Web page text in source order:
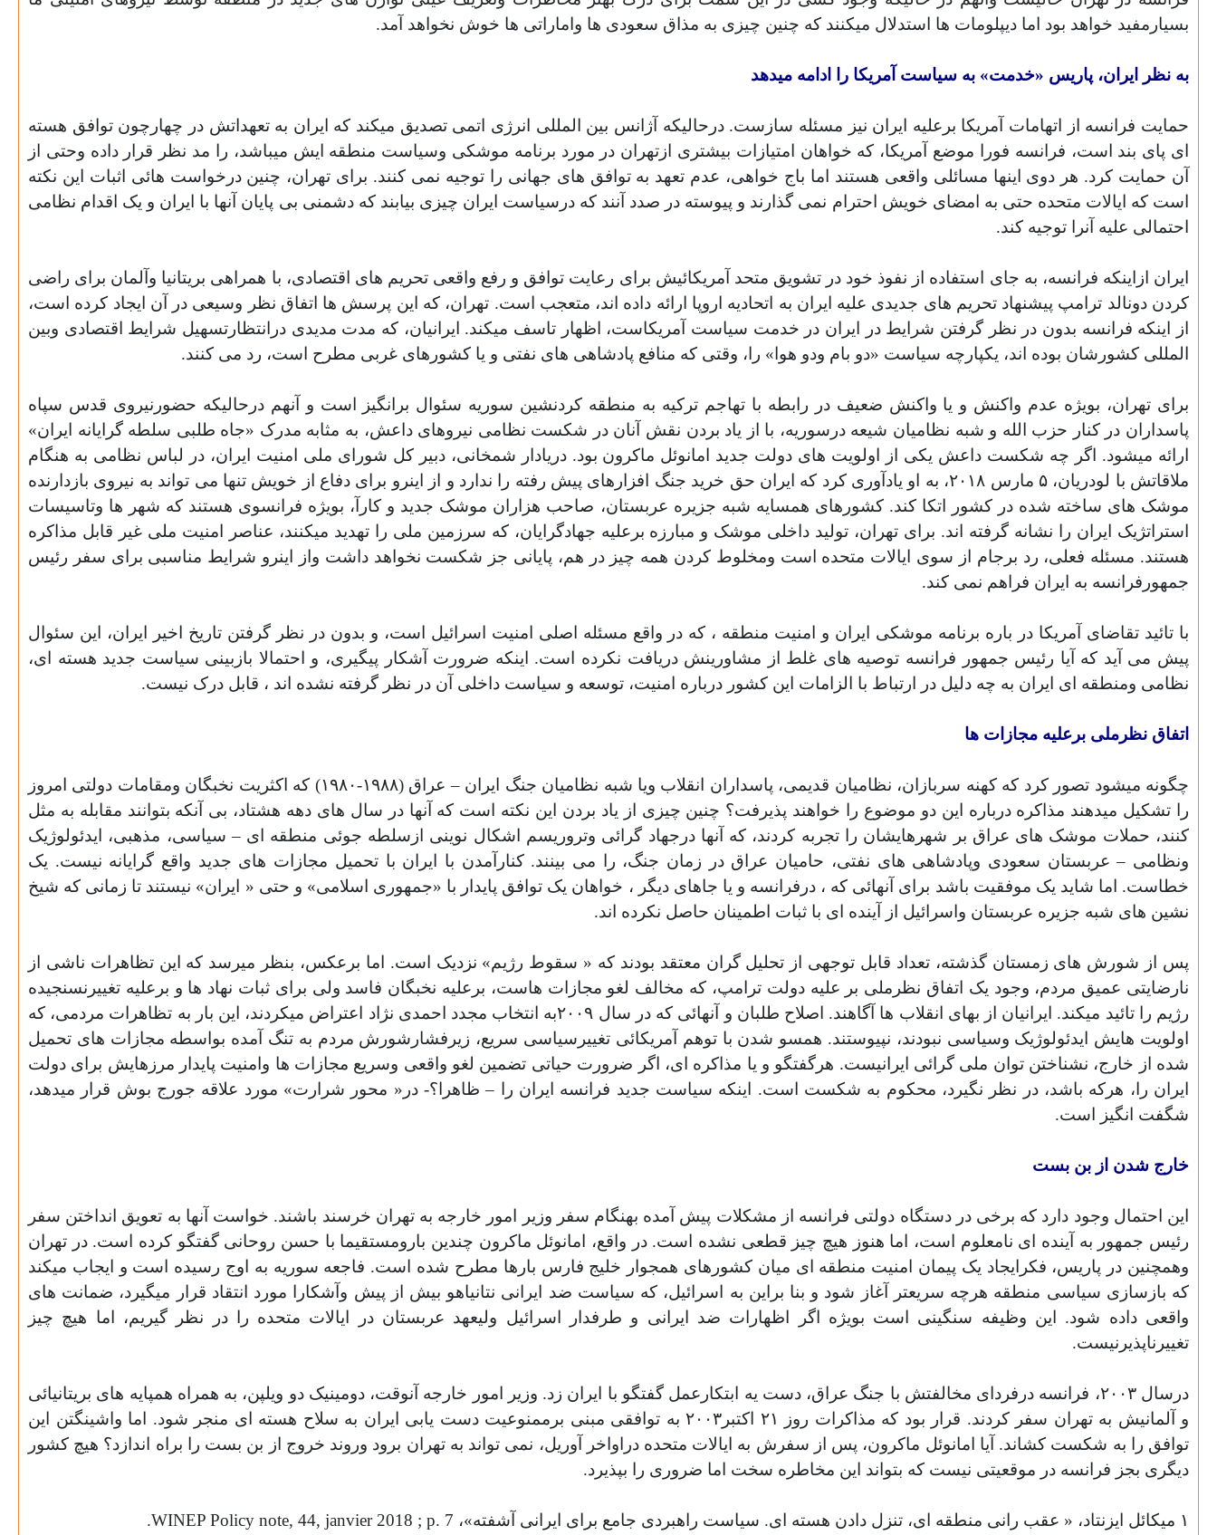
بسیارمفید خواهد بود اما دیپلومات ها استدلال میکنند که چنین چیزی به مذاق سعودی ها واماراتی ها خوش نخواهد آمد.
به نظر ایران، پاریس «خدمت» به سیاست آمریکا را ادامه میدهد
حمایت فرانسه از اتهامات آمریکا برعلیه ایران نیز مسئله سازست. درحالیکه آژانس بین المللی انرژی اتمی تصدیق میکند که ایران به تعهداتش در چهارچون توافق هسته
ای پای بند است، فرانسه فورا موضع آمریکا، که خواهان امتیازات بیشتری ازتهران در مورد برنامه موشکی وسیاست منطقه ایش میباشد، را مد نظر قرار داده وحتی از
آن حمایت کرد. هر دوی اینها مسائلی واقعی هستند اما باج خواهی، عدم تعهد به توافق های جهانی را توجیه نمی کنند. برای تهران، چنین درخواست هائی اثبات این نکته
است که ایالات متحده حتی به امضای خویش احترام نمی گذارند و پیوسته در صدد آنند که درسیاست ایران چیزی بیابند که دشمنی بی پایان آنها با ایران و یک اقدام نظامی
احتمالی علیه آنرا توجیه کند.
ایران ازاینکه فرانسه، به جای استفاده از نفوذ خود در تشویق متحد آمریکائیش برای رعایت توافق و رفع واقعی تحریم های اقتصادی، با همراهی بریتانیا وآلمان برای راضی
کردن دونالد ترامپ پیشنهاد تحریم های جدیدی علیه ایران به اتحادیه اروپا ارائه داده اند، متعجب است. تهران، که این پرسش ها اتفاق نظر وسیعی در آن ایجاد کرده است،
از اینکه فرانسه بدون در نظر گرفتن شرایط در ایران در خدمت سیاست آمریکاست، اظهار تاسف میکند. ایرانیان، که مدت مدیدی درانتظارتسهیل شرایط اقتصادی وبین
المللی کشورشان بوده اند، یکپارچه سیاست «دو بام ودو هوا» را، وقتی که منافع پادشاهی های نفتی و یا کشورهای غربی مطرح است، رد می کنند.
برای تهران، بویژه عدم واکنش و یا واکنش ضعیف در رابطه با تهاجم ترکیه به منطقه کردنشین سوریه سئوال برانگیز است و آنهم درحالیکه حضورنیروی قدس سپاه
پاسداران در کنار حزب الله و شبه نظامیان شیعه درسوریه، با از یاد بردن نقش آنان در شکست نظامی نیروهای داعش، به مثابه مدرک «جاه طلبی سلطه گرایانه ایران»
ارائه میشود. اگر چه شکست داعش یکی از اولویت های دولت جدید امانوئل ماکرون بود. دریادار شمخانی، دبیر کل شورای ملی امنیت ایران، در لباس نظامی به هنگام
ملاقاتش با لودریان، ۵ مارس ٢٠١٨، به او یادآوری کرد که ایران حق خرید جنگ افزارهای پیش رفته را ندارد و
از اینرو برای دفاع از خویش تنها می تواند به نیروی بازدارنده
موشک های ساخته شده در کشور اتکا کند. کشورهای همسایه شبه جزیره عربستان، صاحب هزاران موشک جدید و کارآ، بویژه فرانسوی هستند که شهر ها وتاسیسات
استراتژیک ایران را نشانه گرفته اند. برای تهران، تولید داخلی موشک و مبارزه برعلیه جهادگرایان، که سرزمین ملی را تهدید میکنند، عناصر امنیت ملی غیر قابل مذاکره
هستند. مسئله فعلی، رد برجام از سوی ایالات متحده است ومخلوط کردن همه چیز در هم، پایانی جز شکست نخواهد داشت واز اینرو شرایط مناسبی برای سفر رئیس
جمهورفرانسه به ایران فراهم نمی کند.
با تائید تقاضای آمریکا در باره برنامه موشکی ایران و امنیت منطقه ، که در واقع مسئله اصلی امنیت اسرائیل است، و بدون در نظر گرفتن تاریخ اخیر ایران، این سئوال
پیش می آید که آیا رئیس جمهور فرانسه توصیه های غلط از مشاورینش دریافت نکرده است. اینکه ضرورت آشکار پیگیری، و احتمالا بازبینی سیاست جدید هسته ای،
نظامی ومنطقه ای ایران به چه دلیل در ارتباط با الزامات این کشور درباره امنیت، توسعه و سیاست داخلی آن در نظر گرفته نشده اند ، قابل درک نیست.
اتفاق نظرملی برعلیه مجازات ها
چگونه میشود تصور کرد که کهنه سربازان، نظامیان قدیمی، پاسداران انقلاب ویا شبه نظامیان جنگ ایران – عراق (١٩٨٨-١٩٨٠) که اکثریت نخبگان ومقامات دولتی امروز
را تشکیل میدهند مذاکره درباره این دو موضوع را خواهند پذیرفت؟ چنین چیزی از یاد بردن این نکته است که آنها در سال های دهه هشتاد، بی آنکه بتوانند مقابله به مثل
کنند، حملات موشک های عراق بر شهرهایشان را تجربه کردند، که آنها درجهاد گرائی وتروریسم اشکال نوینی ازسلطه جوئی منطقه ای – سیاسی، مذهبی، ایدئولوژیک
ونظامی – عربستان سعودی وپادشاهی های نفتی، حامیان عراق در زمان جنگ، را می بینند. کنارآمدن با ایران با تحمیل مجازات های جدید واقع گرایانه نیست. یک
خطاست. اما شاید یک موفقیت باشد برای آنهائی که ، درفرانسه و یا جاهای دیگر ، خواهان یک توافق پایدار با «جمهوری اسلامی» و حتی « ایران» نیستند تا زمانی که شیخ
نشین های شبه جزیره عربستان واسرائیل از آینده ای با ثبات اطمینان حاصل نکرده اند.
پس از شورش های زمستان گذشته، تعداد قابل توجهی از تحلیل گران معتقد بودند که « سقوط رژیم» نزدیک است. اما برعکس، بنظر میرسد که این تظاهرات ناشی از
نارضایتی عمیق مردم، وجود یک اتفاق نظرملی بر علیه دولت ترامپ، که مخالف لغو مجازات هاست، برعلیه نخبگان فاسد ولی برای ثبات نهاد ها و برعلیه تغییرنسنجیده
رژیم را تائید میکند. ایرانیان از بهای انقلاب ها آگاهند. اصلاح طلبان و
آنهائی که در سال ٢٠٠٩به انتخاب مجدد احمدی نژاد اعتراض میکردند، این بار به تظاهرات مردمی، که
اولویت هایش ایدئولوژیک وسیاسی نبودند، نپیوستند. همسو شدن با توهم آمریکائی تغییرسیاسی سریع، زیرفشارشورش مردم به تنگ آمده بواسطه مجازات های تحمیل
شده از خارج، نشناختن توان ملی گرائی ایرانیست. هرگفتگو و یا مذاکره ای، اگر ضرورت حیاتی تضمین لغو واقعی وسریع مجازات ها وامنیت پایدار مرزهایش برای دولت
ایران را، هرکه باشد، در نظر نگیرد، محکوم به شکست است. اینکه سیاست جدید فرانسه ایران را – ظاهرا؟- در« محور شرارت» مورد علاقه جورج بوش قرار میدهد،
شگفت انگیز است.
خارج شدن از بن بست
این احتمال وجود دارد که برخی در دستگاه دولتی فرانسه از مشکلات پیش آمده بهنگام سفر وزیر امور خارجه به تهران خرسند باشند. خواست آنها به تعویق انداختن سفر
رئیس جمهور به آینده ای نامعلوم است، اما هنوز هیچ چیز قطعی نشده است. در واقع، امانوئل ماکرون چندین بارومستقیما با حسن روحانی گفتگو کرده است. در تهران
وهمچنین در پاریس، فکرایجاد یک پیمان امنیت منطقه ای میان کشورهای همجوار خلیج فارس بارها مطرح شده است. فاجعه سوریه به اوج رسیده است و ایجاب میکند
که بازسازی سیاسی منطقه هرچه سریعتر آغاز شود و بنا براین به اسرائیل، که سیاست ضد ایرانی نتانیاهو بیش از پیش وآشکارا مورد انتقاد قرار میگیرد، ضمانت های
واقعی داده شود. این وظیفه سنگینی است بویژه اگر اظهارات ضد ایرانی و طرفدار اسرائیل ولیعهد عربستان در ایالات متحده را در نظر گیریم، اما هیچ چیز
تغییرناپذیرنیست.
درسال ٢٠٠٣، فرانسه درفردای مخالفتش با جنگ عراق، دست یه ابتکارعمل گفتگو با ایران زد. وزیر امور خارجه آنوقت، دومینیک دو ویلپن، به همراه همپایه های بریتانیائی
و
آلمانیش به تهران سفر کردند. قرار بود که مذاکرات روز ٢١ اکتبر٢٠٠٣ به توافقی مبنی برممنوعیت دست یابی ایران به سلاح هسته ای منجر شود. اما واشینگتن این
توافق را به شکست کشاند. آیا امانوئل ماکرون، پس از سفرش به ایالات متحده دراواخر آوریل، نمی تواند به تهران برود وروند خروج از بن بست را براه اندازد؟ هیچ کشور
دیگری بجز فرانسه در موقعیتی نیست که بتواند این مخاطره سخت اما ضروری را بپذیرد.
١ میکائل ایزنتاد، « عقب رانی منطقه ای، تنزل دادن هسته ای. سیاست راهبردی جامع برای ایرانی آشفته»، WINEP Policy note, 44, janvier2018 ; p. 7
.